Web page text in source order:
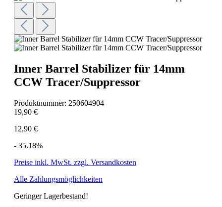
Inner Barrel Stabilizer für 14mm
CCW Tracer/Suppressor
Produktnummer: 250604904
19,90 €
12,90 €
- 35.18%
Preise inkl. MwSt. zzgl. Versandkosten
Alle Zahlungsmöglichkeiten
Geringer Lagerbestand!